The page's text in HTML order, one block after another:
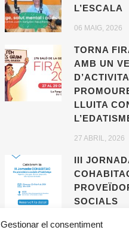
Gestionar el consentiment
L’ESCALA
06 MAIG, 2026
TORNA
AMB UN
LLUITA
27 ABRIL, 2026
III
SOCIALS